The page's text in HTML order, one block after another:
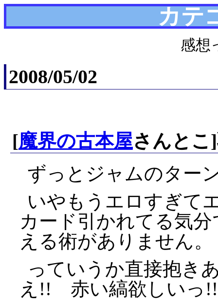
カテ
感想
2008/05/02
[魔界の古本屋さんとこ
ずっとジャムのター
いやもうエロすぎて
カード引かれてる気
える術がありません。
っていうか直接抱き
え!! 赤い縞欲しいっ!!